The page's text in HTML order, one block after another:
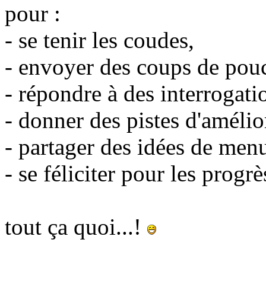
pour :
- se tenir les coudes,
- envoyer des coups de
- répondre à des
- donner des pistes
- partager des idées de
- se féliciter pour les
tout ça quoi...!